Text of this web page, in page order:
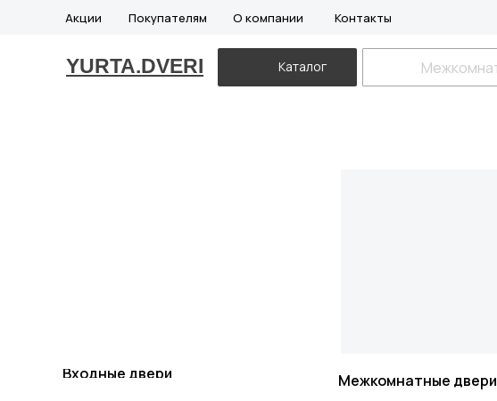
Акции Покупателям О компании Контакты
YURTA.DVERI Каталог
Межкомнатные двери
Входные двери